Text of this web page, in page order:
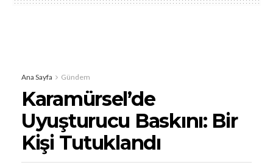
Ana Sayfa Gündem
Karamürsel’de
Uyuşturucu Baskını: Bir
Kişi Tutuklandı